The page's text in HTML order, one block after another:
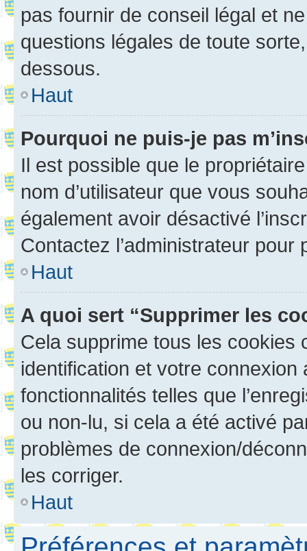
pas fournir de conseil légal et
questions légales de toute
dessous.
Haut
Pourquoi ne puis-je pas
Il est possible que le
nom d’utilisateur que vous
également avoir désactivé
Contactez l’administrateur
Haut
A quoi sert “Supprimer les
Cela supprime tous les cookies
identification et votre
fonctionnalités telles que
ou non-lu, si cela a été activé
problèmes de connexion/
les corriger.
Haut